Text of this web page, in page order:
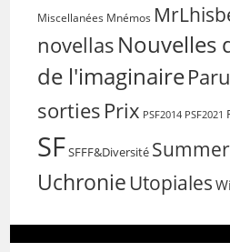
Miscellanées Mnémos
novellas Nouvelles
de l'imaginaire
sorties Prix PSF2014 PSF2021
SFSFFF&Diversité
Uchronie Utopiales